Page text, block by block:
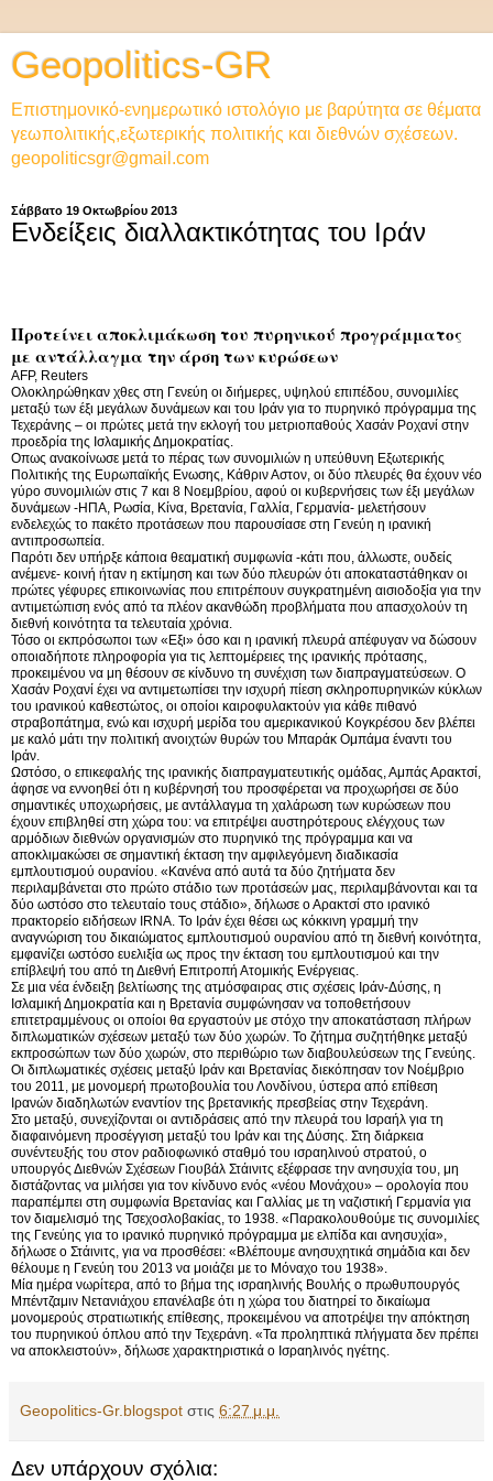
Geopolitics-GR
Επιστημονικό-ενημερωτικό ιστολόγιο με βαρύτητα σε θέματα
γεωπολιτικής,εξωτερικής πολιτικής και διεθνών σχέσεων.
geopoliticsgr@gmail.com
Σάββατο 19 Οκτωβρίου 2013
Ενδείξεις διαλλακτικότητας του Ιράν
Προτείνει αποκλιμάκωση του πυρηνικού προγράμματος
με αντάλλαγμα την άρση των κυρώσεων
AFP, Reuters
Ολοκληρώθηκαν χθες στη Γενεύη οι διήμερες, υψηλού επιπέδου, συνομιλίες
μεταξύ των έξι μεγάλων δυνάμεων και του Ιράν για το πυρηνικό πρόγραμμα της
Τεχεράνης – οι πρώτες μετά την εκλογή του μετριοπαθούς Χασάν Ροχανί στην
προεδρία της Ισλαμικής Δημοκρατίας.
Οπως ανακοίνωσε μετά το πέρας των συνομιλιών η υπεύθυνη Εξωτερικής
Πολιτικής της Ευρωπαϊκής Ενωσης, Κάθριν Αστον, οι δύο πλευρές θα έχουν νέο
γύρο συνομιλιών στις 7 και 8 Νοεμβρίου, αφού οι κυβερνήσεις των έξι μεγάλων
δυνάμεων -ΗΠΑ, Ρωσία, Κίνα, Βρετανία, Γαλλία, Γερμανία- μελετήσουν
ενδελεχώς το πακέτο προτάσεων που παρουσίασε στη Γενεύη η ιρανική
αντιπροσωπεία.
Παρότι δεν υπήρξε κάποια θεαματική συμφωνία -κάτι που, άλλωστε, ουδείς
ανέμενε- κοινή ήταν η εκτίμηση και των δύο πλευρών ότι αποκαταστάθηκαν οι
πρώτες γέφυρες επικοινωνίας που επιτρέπουν συγκρατημένη αισιοδοξία για την
αντιμετώπιση ενός από τα πλέον ακανθώδη προβλήματα που απασχολούν τη
διεθνή κοινότητα τα τελευταία χρόνια.
Τόσο οι εκπρόσωποι των «Εξι» όσο και η ιρανική πλευρά απέφυγαν να δώσουν
οποιαδήποτε πληροφορία για τις λεπτομέρειες της ιρανικής πρότασης,
προκειμένου να μη θέσουν σε κίνδυνο τη συνέχιση των διαπραγματεύσεων. Ο
Χασάν Ροχανί έχει να αντιμετωπίσει την ισχυρή πίεση σκληροπυρηνικών κύκλων
του ιρανικού καθεστώτος, οι οποίοι καιροφυλακτούν για κάθε πιθανό
στραβοπάτημα, ενώ και ισχυρή μερίδα του αμερικανικού Κογκρέσου δεν βλέπει
με καλό μάτι την πολιτική ανοιχτών θυρών του Μπαράκ Ομπάμα έναντι του
Ιράν.
Ωστόσο, ο επικεφαλής της ιρανικής διαπραγματευτικής ομάδας, Αμπάς Αρακτσί,
άφησε να εννοηθεί ότι η κυβέρνησή του προσφέρεται να προχωρήσει σε δύο
σημαντικές υποχωρήσεις, με αντάλλαγμα τη χαλάρωση των κυρώσεων που
έχουν επιβληθεί στη χώρα του: να επιτρέψει αυστηρότερους ελέγχους των
αρμόδιων διεθνών οργανισμών στο πυρηνικό της πρόγραμμα και να
αποκλιμακώσει σε σημαντική έκταση την αμφιλεγόμενη διαδικασία
εμπλουτισμού ουρανίου. «Κανένα από αυτά τα δύο ζητήματα δεν
περιλαμβάνεται στο πρώτο στάδιο των προτάσεών μας, περιλαμβάνονται και τα
δύο ωστόσο στο τελευταίο τους στάδιο», δήλωσε ο Αρακτσί στο ιρανικό
πρακτορείο ειδήσεων IRNA. Το Ιράν έχει θέσει ως κόκκινη γραμμή την
αναγνώριση του δικαιώματος εμπλουτισμού ουρανίου από τη διεθνή κοινότητα,
εμφανίζει ωστόσο ευελιξία ως προς την έκταση του εμπλουτισμού και την
επίβλεψή του από τη Διεθνή Επιτροπή Ατομικής Ενέργειας.
Σε μια νέα ένδειξη βελτίωσης της ατμόσφαιρας στις σχέσεις Ιράν-Δύσης, η
Ισλαμική Δημοκρατία και η Βρετανία συμφώνησαν να τοποθετήσουν
επιτετραμμένους οι οποίοι θα εργαστούν με στόχο την αποκατάσταση πλήρων
διπλωματικών σχέσεων μεταξύ των δύο χωρών. Το ζήτημα συζητήθηκε μεταξύ
εκπροσώπων των δύο χωρών, στο περιθώριο των διαβουλεύσεων της Γενεύης.
Οι διπλωματικές σχέσεις μεταξύ Ιράν και Βρετανίας διεκόπησαν τον Νοέμβριο
του 2011, με μονομερή πρωτοβουλία του Λονδίνου, ύστερα από επίθεση
Ιρανών διαδηλωτών εναντίον της βρετανικής πρεσβείας στην Τεχεράνη.
Στο μεταξύ, συνεχίζονται οι αντιδράσεις από την πλευρά του Ισραήλ για τη
διαφαινόμενη προσέγγιση μεταξύ του Ιράν και της Δύσης. Στη διάρκεια
συνέντευξής του στον ραδιοφωνικό σταθμό του ισραηλινού στρατού, ο
υπουργός Διεθνών Σχέσεων Γιουβάλ Στάινιτς εξέφρασε την ανησυχία του, μη
διστάζοντας να μιλήσει για τον κίνδυνο ενός «νέου Μονάχου» – ορολογία που
παραπέμπει στη συμφωνία Βρετανίας και Γαλλίας με τη ναζιστική Γερμανία για
τον διαμελισμό της Τσεχοσλοβακίας, το 1938. «Παρακολουθούμε τις συνομιλίες
της Γενεύης για το ιρανικό πυρηνικό πρόγραμμα με ελπίδα και ανησυχία»,
δήλωσε ο Στάινιτς, για να προσθέσει: «Βλέπουμε ανησυχητικά σημάδια και δεν
θέλουμε η Γενεύη του 2013 να μοιάζει με το Μόναχο του 1938».
Μία ημέρα νωρίτερα, από το βήμα της ισραηλινής Βουλής ο πρωθυπουργός
Μπέντζαμιν Νετανιάχου επανέλαβε ότι η χώρα του διατηρεί το δικαίωμα
μονομερούς στρατιωτικής επίθεσης, προκειμένου να αποτρέψει την απόκτηση
του πυρηνικού όπλου από την Τεχεράνη. «Τα προληπτικά πλήγματα δεν πρέπει
να αποκλειστούν», δήλωσε χαρακτηριστικά ο Ισραηλινός ηγέτης.
Geopolitics-Gr.blogspot στις 6:27 μ.μ.
Δεν υπάρχουν σχόλια: